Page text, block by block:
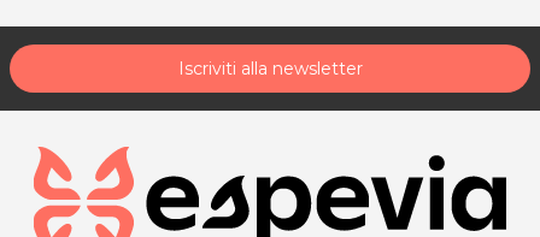
Iscriviti alla newsletter